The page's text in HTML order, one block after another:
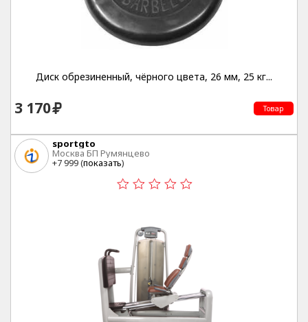
Диск обрезиненный, чёрного цвета, 26 мм, 25 кг...
3 170 Товар
sportgto
Москва БП Румянцево
+7 999 (показать)